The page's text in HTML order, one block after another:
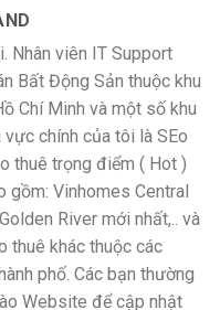
Nhân viên IT Support
Bất Động Sản thuộc khu
Chí Minh và một số khu
chính của tôi là SEo
thuê trọng điểm ( Hot )
gồm: Vinhomes Central
River mới nhất,.. và
thuê khác thuộc các
phố. Các bạn thường
Website để cập nhật